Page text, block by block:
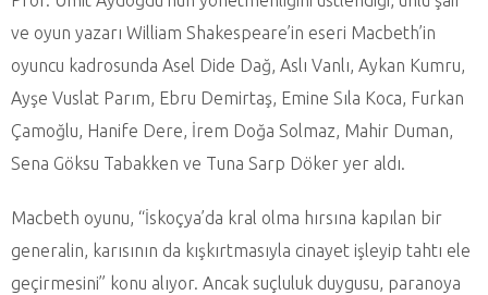
ve oyun yazarı William Shakespeare’in eseri Macbeth’in
oyuncu kadrosunda Asel Dide Dağ, Aslı Vanlı, Aykan Kumru,
Ayşe Vuslat Parım, Ebru Demirtaş, Emine Sıla Koca, Furkan
Çamoğlu, Hanife Dere, İrem Doğa Solmaz, Mahir Duman,
Sena Göksu Tabakken ve Tuna Sarp Döker yer aldı.
Macbeth oyunu, “İskoçya’da kral olma hırsına kapılan bir
generalin, karısının da kışkırtmasıyla cinayet işleyip tahtı ele
geçirmesini” konu alıyor. Ancak suçluluk duygusu, paranoya